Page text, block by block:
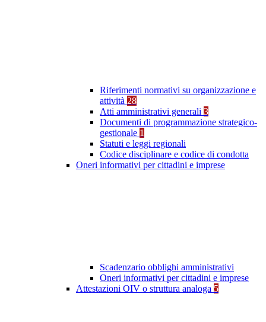
Riferimenti normativi su organizzazione e
attività 28
Atti amministrativi generali 3
Documenti di programmazione strategico-
gestionale 1
Statuti e leggi regionali
Codice disciplinare e codice di condotta
Oneri informativi per cittadini e imprese
Scadenzario obblighi amministrativi
Oneri informativi per cittadini e imprese
Attestazioni OIV o struttura analoga 5